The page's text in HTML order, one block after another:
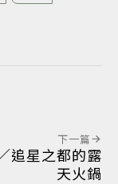
下一篇
追星之都的露
天火鍋